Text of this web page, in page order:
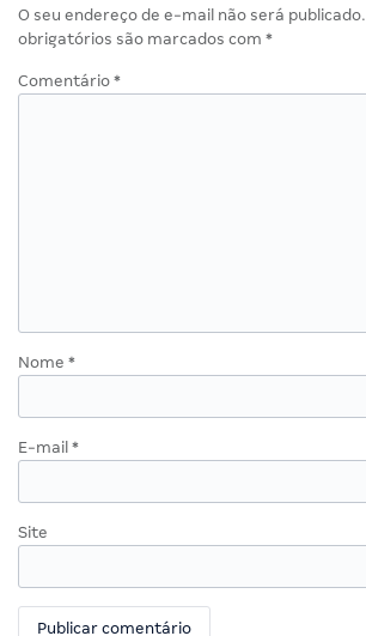
O seu endereço de e-mail não será publicado.
obrigatórios são marcados com *
Comentário *
Nome *
E-mail *
Site